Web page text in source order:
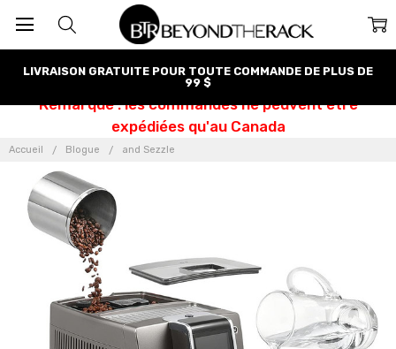
LIVRAISON GRATUITE POUR TOUTE COMMANDE DE PLUS DE
99 $
Remarque : les commandes ne peuvent être
expédiées qu'au Canada
Accueil Blogue and Sezzle